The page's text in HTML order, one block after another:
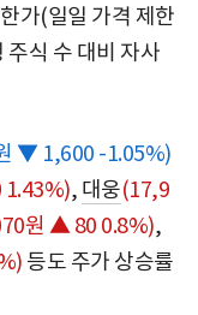
가(일일 가격 제한
주식 수 대비 자사
▼ 1,600 -1.05%)
, 대웅(17,9
원 ▲ 80 0.8%),
등도 주가 상승률